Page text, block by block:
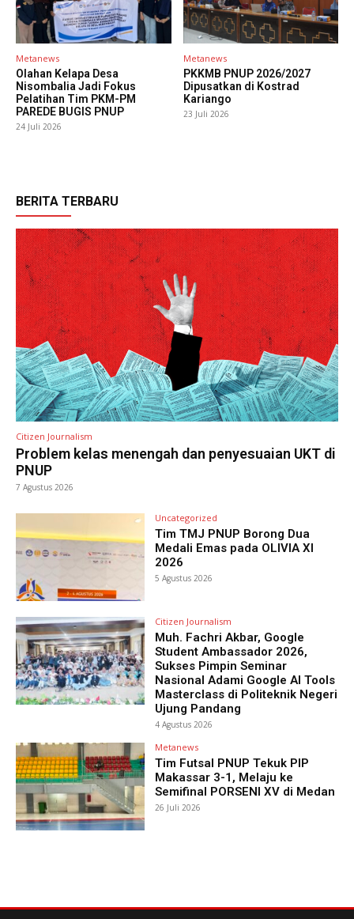
Metanews
Olahan Kelapa Desa
Nisombalia Jadi Fokus
Pelatihan Tim PKM-PM
PAREDE BUGIS PNUP
24 Juli 2026
Metanews
PKKMB PNUP 2026/2027
Dipusatkan di Kostrad
Kariango
23 Juli 2026
BERITA TERBARU
Citizen Journalism
Problem kelas menengah dan penyesuaian UKT di
PNUP
7 Agustus 2026
Uncategorized
Tim TMJ PNUP Borong Dua
Medali Emas pada OLIVIA XI
2026
5 Agustus 2026
Citizen Journalism
Muh. Fachri Akbar, Google
Student Ambassador 2026,
Sukses Pimpin Seminar
Nasional Adami Google AI Tools
Masterclass di Politeknik Negeri
Ujung Pandang
4 Agustus 2026
Metanews
Tim Futsal PNUP Tekuk PIP
Makassar 3-1, Melaju ke
Semifinal PORSENI XV di Medan
26 Juli 2026